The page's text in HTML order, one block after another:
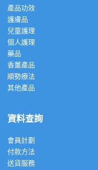
產品功效
護膚品
兒童護理
個人護理
藥品
香薰產品
順勢療法
其他產品
資料查詢
會員計劃
付款方法
送貨服務